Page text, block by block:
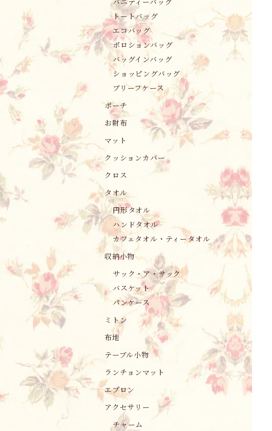
バニティーバッグ
トートバッグ
エコバッグ
ポロションバッグ
バッグインバッグ
ショッピングバッグ
ブリーフケース
ポーチ
お財布
マット
クッションカバー
クロス
タオル
円形タオル
ハンドタオル
カフェタオル・ティータオル
収納小物
サック・ア・サック
バスケット
パンケース
ミトン
布地
テーブル小物
ランチョンマット
エプロン
アクセサリー
チャーム